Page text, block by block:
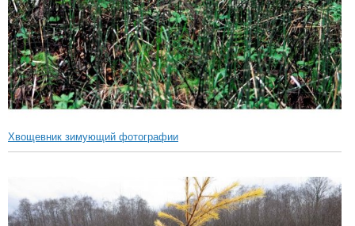
Хвощевник зимующий фотографии